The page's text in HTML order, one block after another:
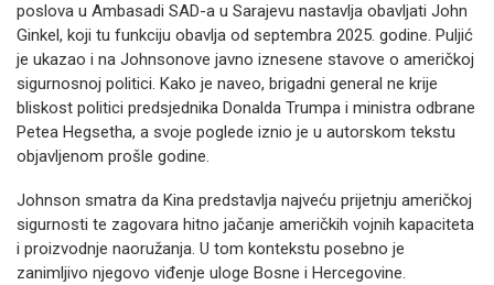
poslova u Ambasadi SAD-a u Sarajevu nastavlja obavljati John
Ginkel, koji tu funkciju obavlja od septembra 2025. godine. Puljić
je ukazao i na Johnsonove javno iznesene stavove o američkoj
sigurnosnoj politici. Kako je naveo, brigadni general ne krije
bliskost politici predsjednika Donalda Trumpa i ministra odbrane
Petea Hegsetha, a svoje poglede iznio je u autorskom tekstu
objavljenom prošle godine.
Johnson smatra da Kina predstavlja najveću prijetnju američkoj
sigurnosti te zagovara hitno jačanje američkih vojnih kapaciteta
i proizvodnje naoružanja. U tom kontekstu posebno je
zanimljivo njegovo viđenje uloge Bosne i Hercegovine.